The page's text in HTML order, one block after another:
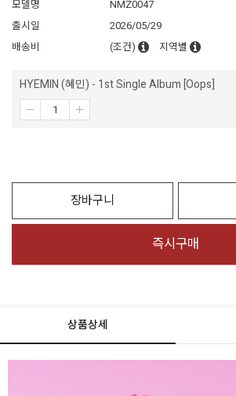
모델명
NMZ0047
출시일
2026/05/29
배송비
(조건) 지역별
HYEMIN (혜민) - 1st Single Album [Oops]
장바구니
즉시구매
상품상세